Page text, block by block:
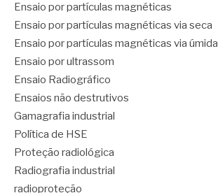
Ensaio por partículas magnéticas
Ensaio por partículas magnéticas via seca
Ensaio por partículas magnéticas via úmida
Ensaio por ultrassom
Ensaio Radiográfico
Ensaios não destrutivos
Gamagrafia industrial
Política de HSE
Proteção radiológica
Radiografia industrial
radioproteção